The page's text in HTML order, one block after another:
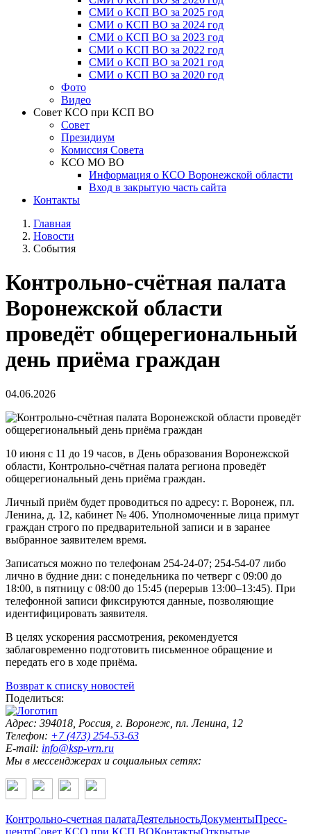
СМИ о КСП ВО за 2025 год
СМИ о КСП ВО за 2024 год
СМИ о КСП ВО за 2023 год
СМИ о КСП ВО за 2022 год
СМИ о КСП ВО за 2021 год
СМИ о КСП ВО за 2020 год
Фото
Видео
Совет КСО при КСП ВО
Совет
Президиум
Комиссия Совета
КСО МО ВО
Информация о КСО Воронежской области
Вход в закрытую часть сайта
Контакты
Главная
Новости
События
Контрольно-счётная палата
Воронежской области
проведёт общерегиональный
день приёма граждан
04.06.2026
10 июня с 11 до 19 часов, в День образования Воронежской
области, Контрольно-счётная палата региона проведёт
общерегиональный день приёма граждан.
Личный приём будет проводиться по адресу: г. Воронеж, пл.
Ленина, д. 12, кабинет № 406. Уполномоченные лица примут
граждан строго по предварительной записи и в заранее
выбранное заявителем время.
Записаться можно по телефонам 254-24-07; 254-54-07 либо
лично в будние дни: с понедельника по четверг с 09:00 до
18:00, в пятницу с 08:00 до 15:45 (перерыв 13:00–13:45). При
телефонной записи фиксируются данные, позволяющие
идентифицировать заявителя.
В целях ускорения рассмотрения, рекомендуется
заблаговременно подготовить письменное обращение и
передать его в ходе приёма.
Возврат к списку новостей
Поделиться:
Адрес: 394018, Россия, г. Воронеж, пл. Ленина, 12
Телефон: +7 (473) 254-53-63
E-mail: info@ksp-vrn.ru
Мы в мессенджерах и социальных сетях:
Контрольно-счетная палатаДеятельностьДокументыПресс-
центрСовет КСО при КСП ВОКонтактыОткрытые